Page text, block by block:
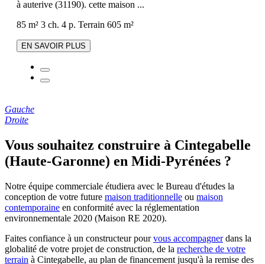
à auterive (31190). cette maison ...
85 m² 3 ch. 4 p. Terrain 605 m²
EN SAVOIR PLUS
Gauche
Droite
Vous souhaitez construire à Cintegabelle
(Haute-Garonne) en Midi-Pyrénées ?
Notre équipe commerciale étudiera avec le Bureau d'études la
conception de votre future maison traditionnelle ou maison
contemporaine en conformité avec la réglementation
environnementale 2020 (Maison RE 2020).
Faites confiance à un constructeur pourvous accompagnerdans la
globalité de votre projet de construction, de la recherche de votre
terrain à Cintegabelle, au plan de financement jusqu'à la remise des